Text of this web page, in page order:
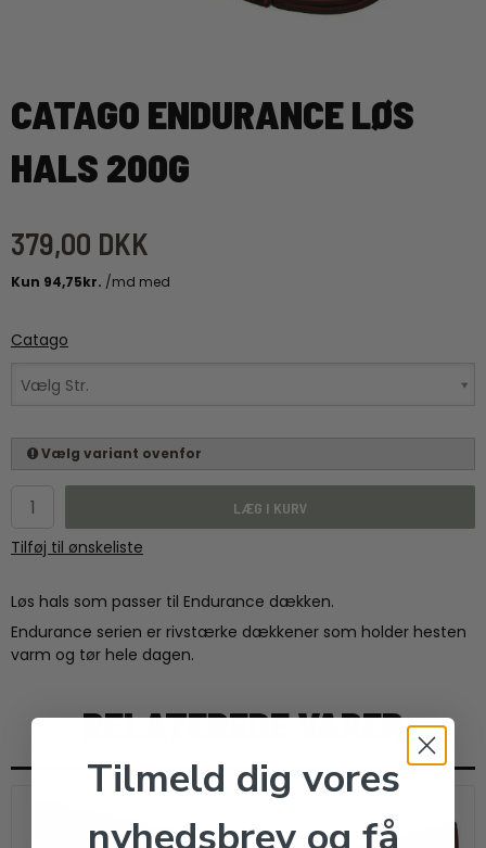
CATAGO ENDURANCE LØS
HALS 200G
379,00 DKK
Catago
Vælg Str.
Vælg variant ovenfor
LÆG I KURV
Tilføj til ønskeliste
Løs hals som passer til Endurance dækken.
Endurance serien er rivstærke dækkener som holder hesten
varm og tør hele dagen.
RELATEREDE VARER
Tilmeld dig vores
nyhedsbrev og få